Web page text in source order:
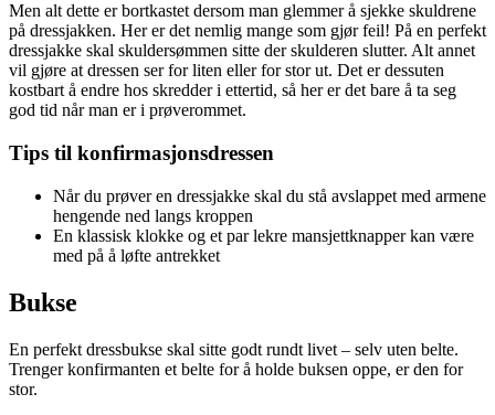
Men alt dette er bortkastet dersom man glemmer å sjekke skuldrene
på dressjakken. Her er det nemlig mange som gjør feil! På en perfekt
dressjakke skal skuldersømmen sitte der skulderen slutter. Alt annet
vil gjøre at dressen ser for liten eller for stor ut. Det er dessuten
kostbart å endre hos skredder i ettertid, så her er det bare å ta seg
god tid når man er i prøverommet.
Tips til konfirmasjonsdressen
Når du prøver en dressjakke skal du stå avslappet med armene
hengende ned langs kroppen
En klassisk klokke og et par lekre mansjettknapper kan være
med på å løfte antrekket
Bukse
En perfekt dressbukse skal sitte godt rundt livet – selv uten belte.
Trenger konfirmanten et belte for å holde buksen oppe, er den for
stor.